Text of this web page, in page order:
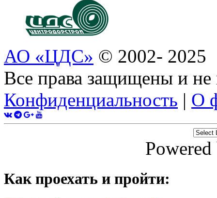
АО «ЦДС» © 2002- 2025
Все права защищены и
Конфиденциальность | О
Как проехать и пройти: